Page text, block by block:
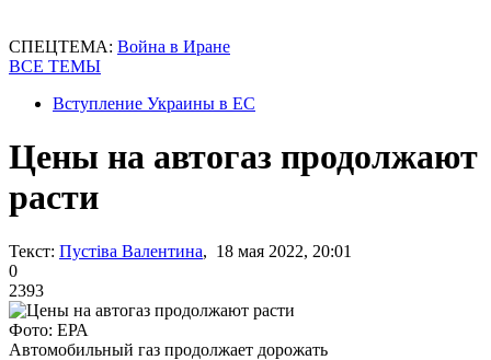
СПЕЦТЕМА: Война в Иране
ВСЕ ТЕМЫ
Вступление Украины в ЕС
Цены на автогаз продолжают
расти
Текст: Пустіва Валентина, 18 мая 2022, 20:01
0
2393
Фото: ЕРА
Автомобильный газ продолжает дорожать